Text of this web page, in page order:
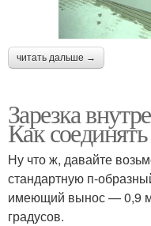
читать дальше →
Зарезка
Как
Ну что ж, давайте
стандартную п-
имеющий вынос — 0,9
градусов.